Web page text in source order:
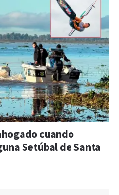
cuando
Setúbal de Santa